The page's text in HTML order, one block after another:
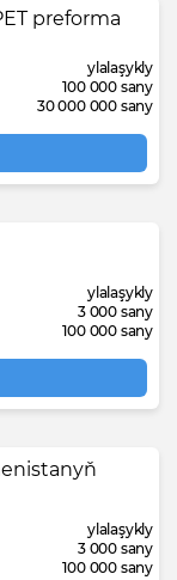
preforma
ylalaşykly
100 000 sany
30 000 000 sany
ylalaşykly
3 000 sany
100 000 sany
ylalaşykly
3 000 sany
100 000 sany